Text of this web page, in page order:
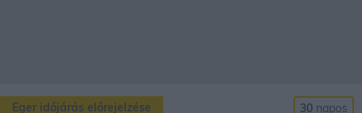
Eger időjárás előrejelzése 30 napos